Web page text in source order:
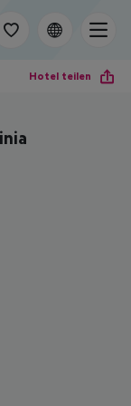
Hotel teilen